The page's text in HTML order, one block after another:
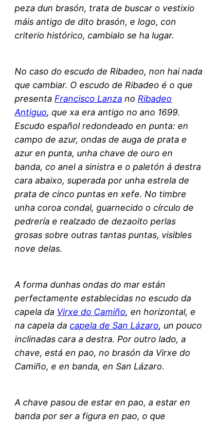
peza dun brasón, trata de buscar o vestixio
máis antigo de dito brasón, e logo, con
criterio histórico, cambialo se ha lugar.
No caso do escudo de Ribadeo, non hai nada
que cambiar. O escudo de Ribadeo é o que
presenta Francisco Lanza no Ribadeo
Antiguo, que xa era antigo no ano 1699.
Escudo español redondeado en punta: en
campo de azur, ondas de auga de prata e
azur en punta, unha chave de ouro en
banda, co anel a sinistra e o paletón á destra
cara abaixo, superada por unha estrela de
prata de cinco puntas en xefe. No timbre
unha coroa condal, guarnecido o círculo de
pedrería e realzado de dezaoito perlas
grosas sobre outras tantas puntas, visibles
nove delas.
A forma dunhas ondas do mar están
perfectamente establecidas no escudo da
capela da Virxe do Camiño, en horizontal, e
na capela dacapela de San Lázaro, un pouco
inclinadas cara a destra. Por outro lado, a
chave, está en pao, no brasón da Virxe do
Camiño, e en banda, en San Lázaro.
A chave pasou de estar en pao, a estar en
banda por ser a figura en pao, o que